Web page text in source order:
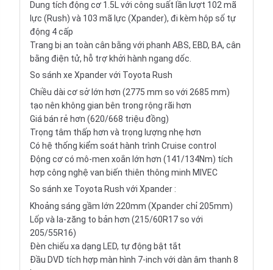
Dung tích động cơ 1.5L với công suất lần lượt 102 mã
lực (Rush) và 103 mã lực (Xpander), đi kèm hộp số tự
động 4 cấp
Trang bị an toàn cân bằng với phanh ABS, EBD, BA, cân
bằng điện tử, hỗ trợ khởi hành ngang dốc.
So sánh xe Xpander với Toyota Rush
Chiều dài cơ sở lớn hơn (2775 mm so với 2685 mm)
tạo nên không gian bên trong rộng rãi hơn
Giá bán rẻ hơn (620/668 triệu đồng)
Trọng tâm thấp hơn và trọng lượng nhẹ hơn
Có hệ thống kiểm soát hành trình Cruise control
Động cơ có mô-men xoắn lớn hơn (141/134Nm) tích
hợp công nghệ van biến thiên thông minh MIVEC
So sánh xe Toyota Rush với Xpander :
Khoảng sáng gầm lớn 220mm (Xpander chỉ 205mm)
Lốp và la-zăng to bản hơn (215/60R17 so với
205/55R16)
Đèn chiếu xa dạng LED, tự động bật tắt
Đầu DVD tích hợp màn hình 7-inch với dàn âm thanh 8